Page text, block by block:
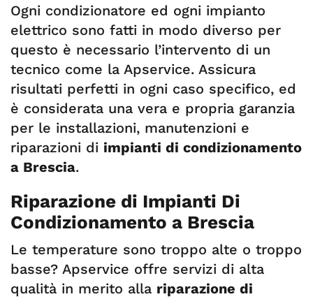
Ogni condizionatore ed ogni impianto
elettrico sono fatti in modo diverso per
questo è necessario l’intervento di un
tecnico come la Apservice. Assicura
risultati perfetti in ogni caso specifico, ed
è considerata una vera e propria garanzia
per le installazioni, manutenzioni e
riparazioni di impianti di condizionamento
a Brescia.
Riparazione di Impianti Di
Condizionamento a Brescia
Le temperature sono troppo alte o troppo
basse? Apservice offre servizi di alta
qualità in merito alla riparazione di